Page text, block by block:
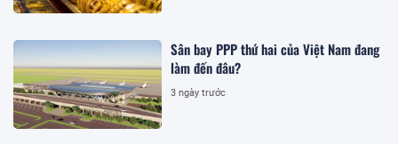
Sân bay PPP thứ hai của Việt Nam đang
làm đến đâu?
3 ngày trước